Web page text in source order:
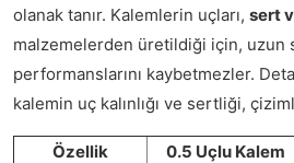
olanak tanır. Kalemlerin uçları, sert
malzemelerden üretildiği için, uzun
performanslarını kaybetmezler.
kalemin uç kalınlığı ve sertliği,
Özellik 0.5 Uçlu Kalem